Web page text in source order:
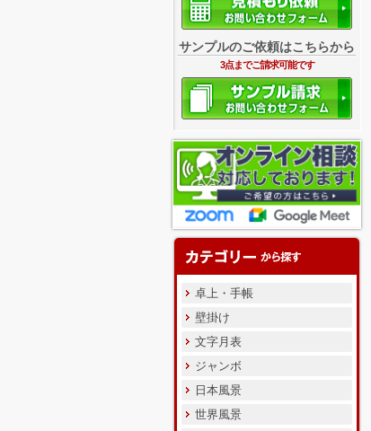
サンプルのご依頼はこちらから
3点までご請求可能です
卓上・手帳
壁掛け
文字月表
ジャンボ
日本風景
世界風景